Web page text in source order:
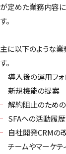
が定めた業務内容
す。
主に以下のような業
す。
導入後の運用フォ
新規機能の提案
解約阻止のため
SFAへの活動履
自社開発CRMの
チームやマーケ